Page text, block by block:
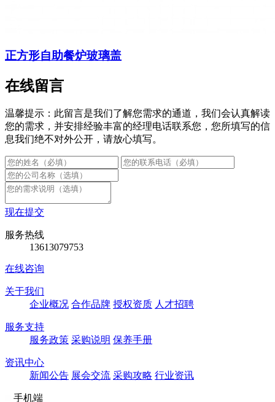
正方形自助餐炉玻璃盖
在线留言
温馨提示：此留言是我们了解您需求的通道，我们会认真解读
您的需求，并安排经验丰富的经理电话联系您，您所填写的信
息我们绝不对外公开，请放心填写。
现在提交
服务热线
13613079753
在线咨询
关于我们
企业概况 合作品牌 授权资质 人才招聘
服务支持
服务政策 采购说明 保养手册
资讯中心
新闻公告 展会交流 采购攻略 行业资讯
手机端